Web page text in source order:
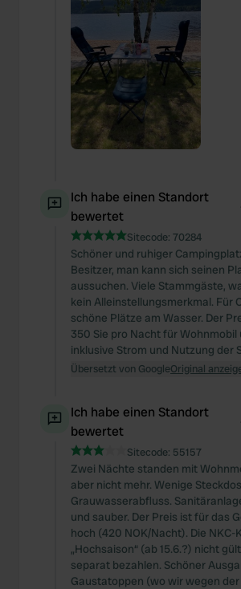
Ich habe einen Standort
bewertet
Sitecode: 70284
Schöner und ruhiger
Besitzer, man kann sich seinen
aussuchen. Viele Stammgäste,
kein Alleinstellungsmerkmal. Für
schöne Plätze am Wasser. Der
350 Sie pro Nacht für Wohnmobil
inklusive Strom und Nutzung der
Übersetzt von GoogleOriginal
Ich habe einen Standort
bewertet
Sitecode: 55157
Zwei Nächte standen mit
aber nicht mehr. Wenige
Grauwasserabfluss.
und sauber. Der Preis ist für das
hoch (420 NOK/Nacht). Die NKC-
„Hochsaison“ (ab 15.6.?) nicht
separat bezahlen. Schöner
Gaustatoppen (wo wir wegen